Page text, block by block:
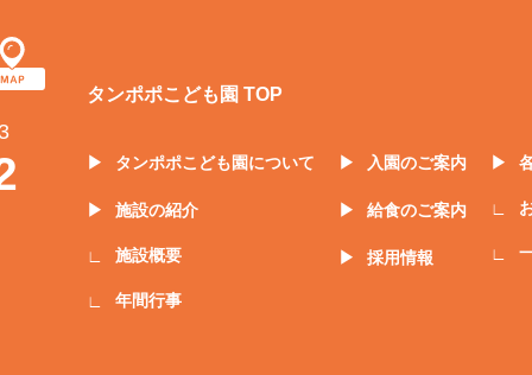
タンポポこども園 TOP
タンポポこども園について
施設の紹介
施設概要
年間行事
入園のご案内
給食のご案内
採用情報